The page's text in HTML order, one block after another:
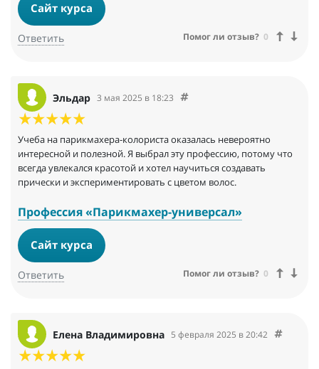
Сайт курса
Ответить Помог ли отзыв? 0
Эльдар 3 мая 2025 в 18:23
Учеба на парикмахера-колориста оказалась невероятно
интересной и полезной. Я выбрал эту профессию, потому что
всегда увлекался красотой и хотел научиться создавать
прически и экспериментировать с цветом волос.
Профессия «Парикмахер-универсал»
Сайт курса
Ответить Помог ли отзыв? 0
Елена Владимировна 5 февраля 2025 в 20:42